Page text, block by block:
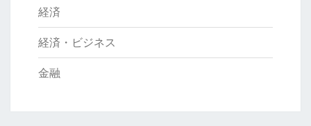
経済
経済・ビジネス
金融